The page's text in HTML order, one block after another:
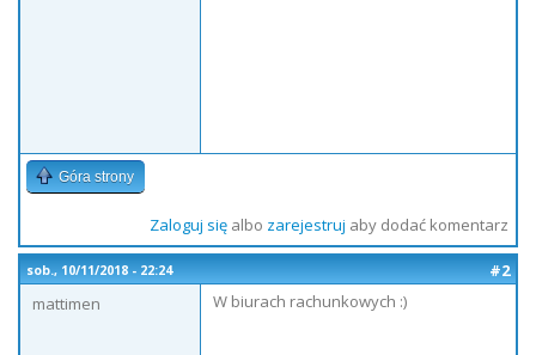
Góra strony
Zaloguj sięalbo zarejestruj aby dodać komentarz
sob., 10/11/2018 - 22:24
#2
mattimen
W biurach rachunkowych :)